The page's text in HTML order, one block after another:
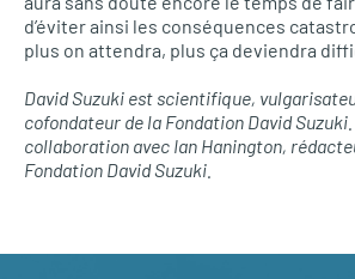
d’éviter ainsi les conséquences
plus on attendra, plus ça deviendra
David Suzuki est scientifique,
cofondateur de la Fondation David
collaboration avec Ian Hanington,
Fondation David Suzuki.